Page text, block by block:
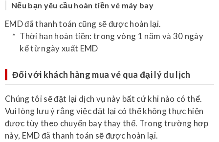
Nếu bạn yêu cầu hoàn tiền vé máy bay
EMD đã thanh toán cũng sẽ được hoàn lại.
Thời hạn hoàn tiền: trong vòng 1 năm và 30 ngày
kể từ ngày xuất EMD
Đối với khách hàng mua vé qua đại lý du lịch
Chúng tôi sẽ đặt lại dịch vụ này bất cứ khi nào có thể.
Vui lòng lưu ý rằng việc đặt lại có thể không thực hiện
được tùy theo chuyến bay thay thế. Trong trường hợp
này, EMD đã thanh toán sẽ được hoàn lại.